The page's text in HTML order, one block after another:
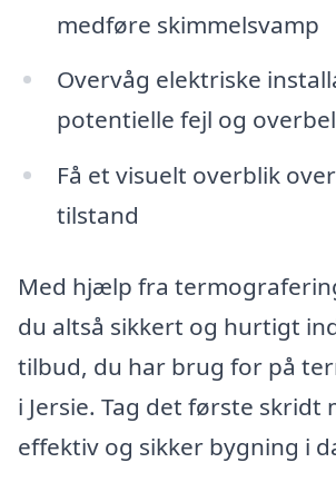
medføre skimmelsvamp
Overvåg elektriske
potentielle fejl og
Få et visuelt overblik
tilstand
Med hjælp fra
du altså sikkert og hurtigt
tilbud, du har brug for på
i Jersie. Tag det første skridt
effektiv og sikker bygning i